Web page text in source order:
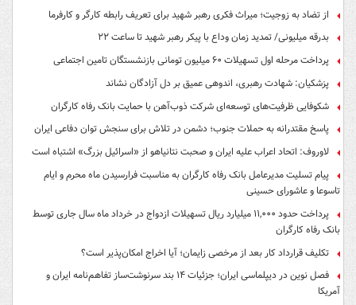
از تضاد به زوجیت؛ میراث فکری رهبر شهید برای تعریف رابطه کارگر و کارفرما
بدرقه میلیونی/ تمدید زمان وداع با پیکر رهبر شهید تا ساعت ۲۲
پرداخت مرحله اول تسهیلات ۶۰ میلیون تومانی بازنشستگان تامین اجتماعی
پزشکیان: شهادت رهبری، اندوهی عمیق بر دل آزادگان نشاند
شکوفایی ظرفیت‌های توسعه‌ای شرکت ذوب‌آهن با حمایت‌ بانک رفاه کارگران
پاسخ مقتدرانه به حملات جنوب؛ دشمن در تلاش برای سنجش توان دفاعی ایران
لاوروف: اتحاد اعراب علیه ایران و صحبت نتانیاهو از «اسرائیل بزرگ» اشتباه است
پیام تسلیت مدیرعامل بانک رفاه کارگران به مناسبت فرارسیدن ماه محرم و ایام
تاسوعا و عاشورای حسینی
پرداخت حدود ۱۱,۰۰۰ میلیارد ریال تسهیلات ازدواج در خرداد ماه سال جاری توسط
بانک رفاه کارگران
تکلیف قرارداد کار بعد از مرخصی زایمان؛ آیا اخراج امکان‌پذیر است؟
فصل نوین در دیپلماسی ایران؛ جزئیات ۱۴ بند سرنوشت‌ساز تفاهم‌نامه ایران و
آمریکا